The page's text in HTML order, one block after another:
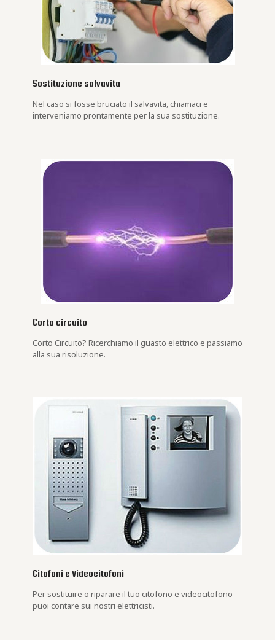
Sostituzione salvavita
Nel caso si fosse bruciato il salvavita, chiamaci e
interveniamo prontamente per la sua sostituzione.
Corto circuito
Corto Circuito? Ricerchiamo il guasto elettrico e passiamo
alla sua risoluzione.
Citofoni e Videocitofoni
Per sostituire o riparare il tuo citofono e videocitofono
puoi contare sui nostri elettricisti.